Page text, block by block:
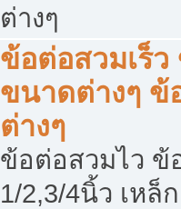
ต่างๆ
ข้อต่อสวมเร็
ขนาดต่างๆ ข้
ต่างๆ
ข้อต่อสวมไว ข้
1/2,3/4นิ้ว เหล็